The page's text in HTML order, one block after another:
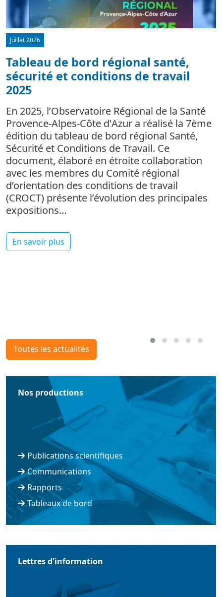
Juillet 2026
Tableau de bord régional santé,
sécurité et conditions de travail
2025
En 2025, l’Observatoire Régional de la Santé
Provence-Alpes-Côte d'Azur a réalisé la 7ème
édition du tableau de bord régional Santé,
Sécurité et Conditions de Travail. Ce
document, élaboré en étroite collaboration
avec les membres du Comité régional
d’orientation des conditions de travail
(CROCT) présente l’évolution des principales
expositions…
En savoir plus
Toutes les actualités
Nos productions
Publications scientifiques
Communications
Rapports
Tableaux de bord
Lettres d'information